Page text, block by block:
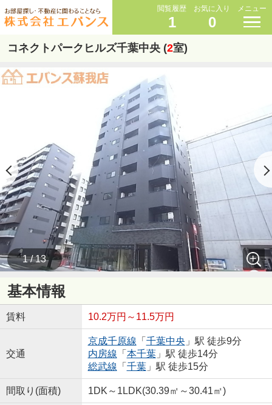
閲覧履歴
1
お気に入り
0
メニュー
コネクトパークヒルズ千葉中央 (2室)
1 / 13
基本情報
賃料 10.2万円～11.5万円
交通
京成千原線 「 千葉中央 」駅 徒歩9分
内房線 「 本千葉」駅 徒歩14分
総武線 「 千葉」駅 徒歩15分
間取り(面積) 1DK～1LDK(30.39㎡～30.41㎡)